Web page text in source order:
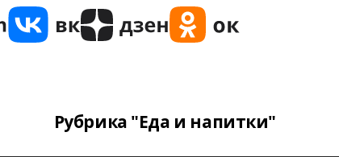
Рубрика "Еда и напитки"